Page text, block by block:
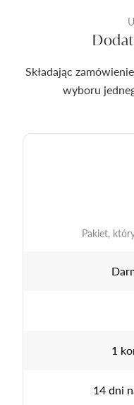
Składając
wyboru
Pakiet,
1
14 dni